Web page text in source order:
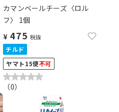
カマンベールチーズ〈ロル
フ〉 1個
¥ 475 税抜
チルド
ヤマト15便不可
（0）